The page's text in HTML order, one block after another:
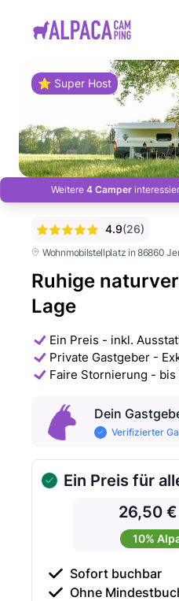
⭐ Super Host
Weitere 4 Camper
Wohnmobilstellplatz in 86860
Ruhige
Lage
4.9(26)
Ein Preis - inkl.
Private Gastgeber -
Faire Stornierung -
Dein
Verifizierter
Ein Preis für
26,50 €
10%
Sofort buchbar
Ohne